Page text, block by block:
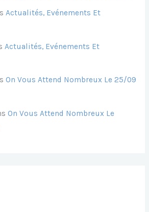
Actualités, Evénements Et
Actualités, Evénements Et
On Vous Attend Nombreux Le 25/09
On Vous Attend Nombreux Le